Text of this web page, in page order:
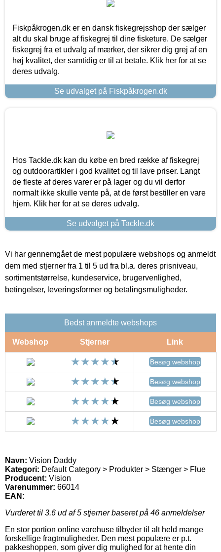
Fiskpåkrogen.dk er en dansk fiskegrejsshop der sælger
alt du skal bruge af fiskegrej til dine fisketure. De sælger
fiskegrej fra et udvalg af mærker, der sikrer dig grej af en
høj kvalitet, der samtidig er til at betale. Klik her for at se
deres udvalg.
Se udvalget på Fiskpåkrogen.dk
Hos Tackle.dk kan du købe en bred række af fiskegrej
og outdoorartikler i god kvalitet og til lave priser. Langt
de fleste af deres varer er på lager og du vil derfor
normalt ikke skulle vente på, at de først bestiller en vare
hjem. Klik her for at se deres udvalg.
Se udvalget på Tackle.dk
Vi har gennemgået de mest populære webshops og anmeldt
dem med stjerner fra 1 til 5 ud fra bl.a. deres prisniveau,
sortimentstørrelse, kundeservice, brugervenlighed,
betingelser, leveringsformer og betalingsmuligheder.
Bedst anmeldte webshops
Webshop Stjerner Link
Besøg webshop
Besøg webshop
Besøg webshop
Besøg webshop
Navn: Vision Daddy
Kategori: Default Category > Produkter > Stænger > Flue
Producent: Vision
Varenummer: 66014
EAN:
Vurderet til 3.6 ud af 5 stjerner baseret på 46 anmeldelser
En stor portion online varehuse tilbyder til alt held mange
forskellige fragtmuligheder. Den mest populære er p.t.
pakkeshoppen, som giver dig mulighed for at hente din